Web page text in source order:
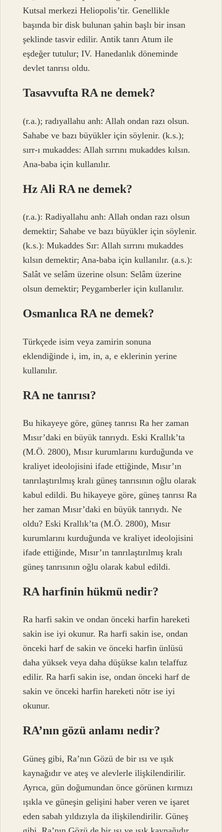
Kutsal merkezi Heliopolis’tir. Genellikle
başında bir disk bulunan şahin başlı bir insan
şeklinde tasvir edilir. Antik tanrı Atum ile
eşdeğer tutulur; IV. Hanedanlık döneminde
devlet tanrısı oldu.
Tasavvufta RA ne demek?
(r.a.); radıyallahu anh: Allah ondan razı olsun.
Sahabe ve bazı büyükler için söylenir. (k.s.);
sırr-ı mukaddes: Allah sırrını mukaddes kılsın.
Ana-baba için kullanılır.
Hz Ali RA ne demek?
(r.a.): Radiyallahu anh: Allah ondan razı olsun
demektir; Sahabe ve bazı büyükler için söylenir.
(k.s.): Mukaddes Sır: Allah sırrını mukaddes
kılsın demektir; Ana-baba için kullanılır. (a.s.):
Salât ve selâm üzerine olsun: Selâm üzerine
olsun demektir; Peygamberler için kullanılır.
Osmanlıca RA ne demek?
Türkçede isim veya zamirin sonuna
eklendiğinde i, im, in, a, e eklerinin yerine
kullanılır.
RA ne tanrısı?
Bu hikayeye göre, güneş tanrısı Ra her zaman
Mısır’daki en büyük tanrıydı. Eski Krallık’ta
(M.Ö. 2800), Mısır kurumlarını kurduğunda ve
kraliyet ideolojisini ifade ettiğinde, Mısır’ın
tanrılaştırılmış kralı güneş tanrısının oğlu olarak
kabul edildi. Bu hikayeye göre, güneş tanrısı Ra
her zaman Mısır’daki en büyük tanrıydı. Ne
oldu? Eski Krallık’ta (M.Ö. 2800), Mısır
kurumlarını kurduğunda ve kraliyet ideolojisini
ifade ettiğinde, Mısır’ın tanrılaştırılmış kralı
güneş tanrısının oğlu olarak kabul edildi.
RA harfinin hükmü nedir?
Ra harfi sakin ve ondan önceki harfin hareketi
sakin ise iyi okunur. Ra harfi sakin ise, ondan
önceki harf de sakin ve önceki harfin ünlüsü
daha yüksek veya daha düşükse kalın telaffuz
edilir. Ra harfi sakin ise, ondan önceki harf de
sakin ve önceki harfin hareketi nötr ise iyi
okunur.
RA’nın gözü anlamı nedir?
Güneş gibi, Ra’nın Gözü de bir ısı ve ışık
kaynağıdır ve ateş ve alevlerle ilişkilendirilir.
Ayrıca, gün doğumundan önce görünen kırmızı
ışıkla ve güneşin gelişini haber veren ve işaret
eden sabah yıldızıyla da ilişkilendirilir. Güneş